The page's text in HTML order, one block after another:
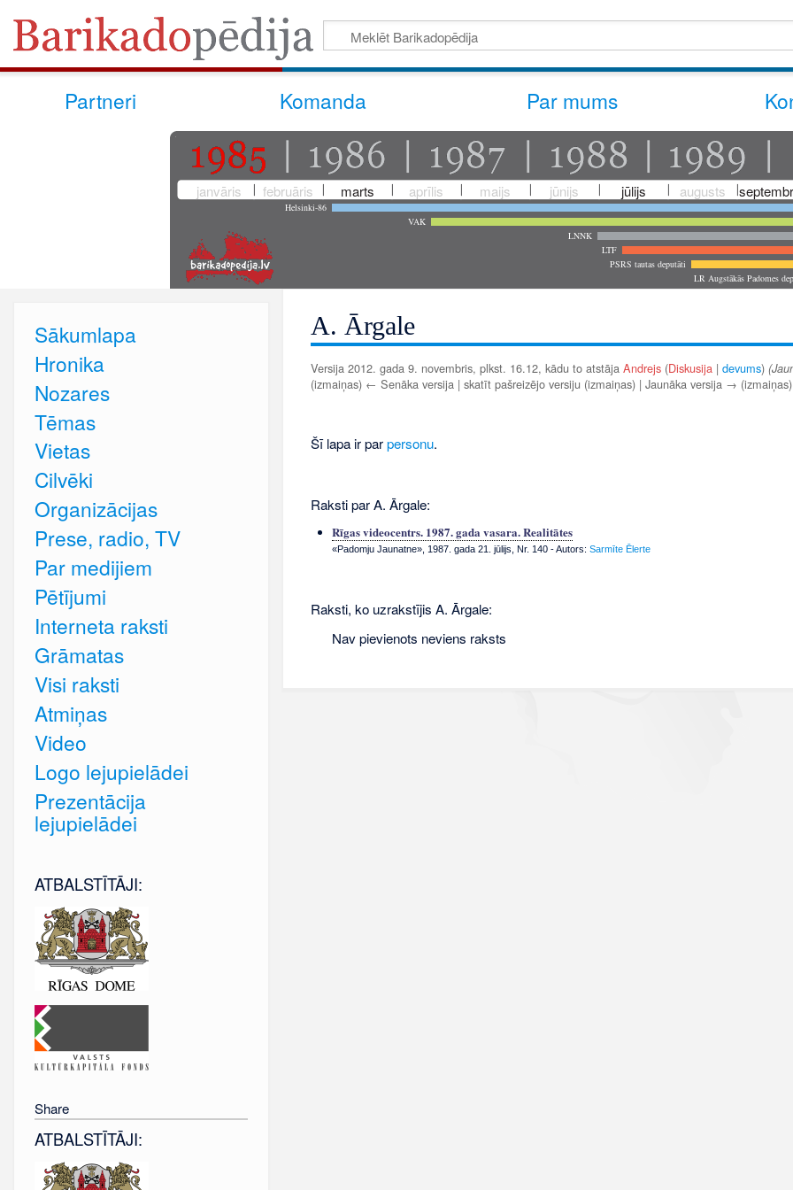
Partneri Komanda Par mums
janvāris februāris marts aprīlis maijs jūnijs jūlijs augusts
Helsinki-86
VAK
LNNK
LTF
PSRS tautas deputāti
LR Augstākās Padomes
A. Ārgale
Versija 2012. gada 9. novembris, plkst. 16.12, kādu to atstāja Andrejs (Diskusija | devums)
(izmaiņas) ← Senāka versija | skatīt pašreizējo versiju (izmaiņas) | Jaunāka versija → (izmaiņas)
Šī lapa ir parpersonu.
Raksti par A. Ārgale:
Rīgas videocentrs. 1987. gada vasara. Realitātes
«Padomju Jaunatne», 1987. gada 21. jūlijs, Nr. 140- Autors: Sarmīte Ēlerte
Raksti, ko uzrakstījis A. Ārgale:
Nav pievienots neviens raksts
Sākumlapa
Hronika
Nozares
Tēmas
Vietas
Cilvēki
Organizācijas
Prese, radio, TV
Par medijiem
Pētījumi
Interneta raksti
Grāmatas
Visi raksti
Atmiņas
Video
Logo lejupielādei
Prezentācija
lejupielādei
ATBALSTĪTĀJI:
Share
ATBALSTĪTĀJI: